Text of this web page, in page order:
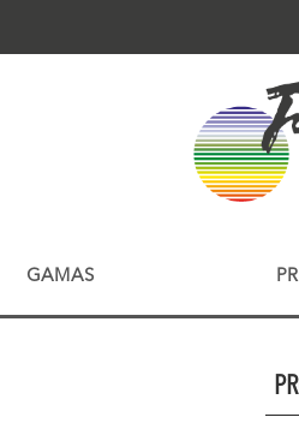
GAMAS